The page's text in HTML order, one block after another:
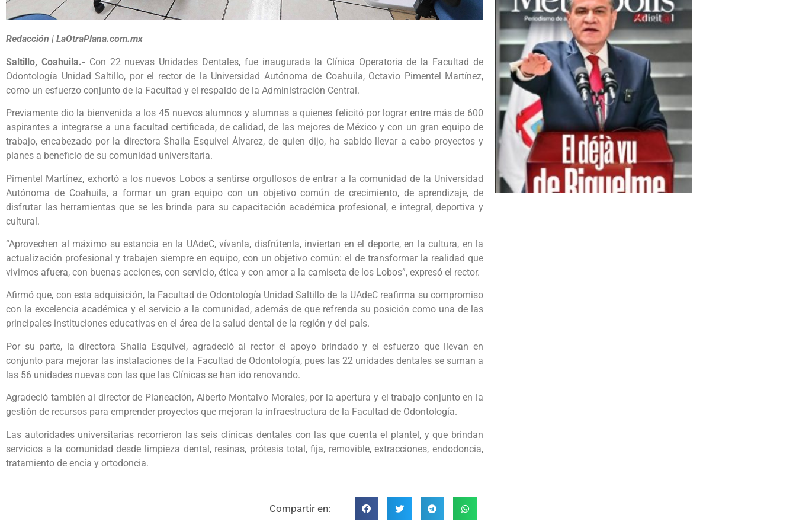
Redacción | LaOtraPlana.com.mx
Saltillo, Coahuila.-Con 22 nuevas Unidades Dentales, fue inaugurada la Clínica Operatoria de la Facultad de
Odontología Unidad Saltillo, por el rector de la Universidad Autónoma de Coahuila, Octavio Pimentel Martínez,
como un esfuerzo conjunto de la Facultad y el respaldo de la Administración Central.
Previamente dio la bienvenida a los 45 nuevos alumnos y alumnas a quienes felicitó por lograr entre más de 600
aspirantes a integrarse a una facultad certificada, de calidad, de las mejores de México y con un gran equipo de
trabajo, encabezado por la directora Shaila Esquivel Álvarez, de quien dijo, ha sabido llevar a cabo proyectos y
planes a beneficio de su comunidad universitaria.
Pimentel Martínez, exhortó a los nuevos Lobos a sentirse orgullosos de entrar a la comunidad de la Universidad
Autónoma de Coahuila, a formar un gran equipo con un objetivo común de crecimiento, de aprendizaje, de
disfrutar las herramientas que se les brinda para su capacitación académica profesional, e integral, deportiva y
cultural.
“Aprovechen al máximo su estancia en la UAdeC, vívanla, disfrútenla, inviertan en el deporte, en la cultura, en la
actualización profesional y trabajen siempre en equipo, con un objetivo común: el de transformar la realidad que
vivimos afuera, con buenas acciones, con servicio, ética y con amor a la camiseta de los Lobos”, expresó el rector.
Afirmó que, con esta adquisición, la Facultad de Odontología Unidad Saltillo de la UAdeC reafirma su compromiso
con la excelencia académica y el servicio a la comunidad, además de que refrenda su posición como una de las
principales instituciones educativas en el área de la salud dental de la región y del país.
Por su parte, la directora Shaila Esquivel, agradeció al rector el apoyo brindado y el esfuerzo que llevan en
conjunto para mejorar las instalaciones de la Facultad de Odontología, pues las 22 unidades dentales se suman a
las 56 unidades nuevas con las que las Clínicas se han ido renovando.
Agradeció también al director de Planeación, Alberto Montalvo Morales, por la apertura y el trabajo conjunto en la
gestión de recursos para emprender proyectos que mejoran la infraestructura de la Facultad de Odontología.
Las autoridades universitarias recorrieron las seis clínicas dentales con las que cuenta el plantel, y que brindan
servicios a la comunidad desde limpieza dental, resinas, prótesis total, fija, removible, extracciones, endodoncia,
tratamiento de encía y ortodoncia.
Compartir en: